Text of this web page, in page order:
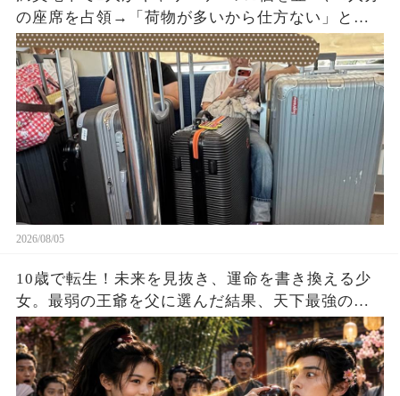
の座席を占領→「荷物が多いから仕方ない」と開
き直った直後、乗務員が車内を確認すると…
2026/08/05
10歳で転生！未来を見抜き、運命を書き換える少
女。最弱の王爺を父に選んだ結果、天下最強の皇
帝を育て上げた！